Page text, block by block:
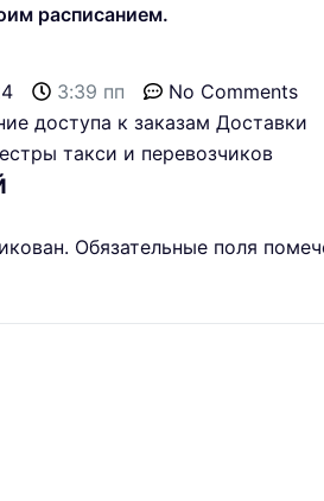
расписанием.
3:39 пп
No Comments
доступа к заказам Доставки
такси и перевозчиков
Обязательные поля